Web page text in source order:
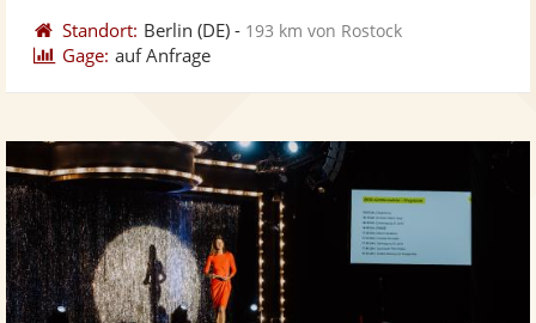
Standort: Berlin (DE) - 193 km von Rostock
Gage: auf Anfrage